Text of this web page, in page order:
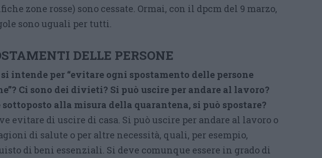
zone rosse) sono cessate. Ormai, con il dpcm del 9 marzo,
sono uguali per tutti.
DELLE PERSONE
si intende per “evitare ogni spostamento delle persone
Ci sono dei divieti? Si può uscire per andare al lavoro?
sottoposto alla misura della quarantena, si può spostare?
evitare di uscire di casa. Si può uscire per andare al lavoro o
di salute o per altre necessità, quali, per esempio,
di beni essenziali. Si deve comunque essere in grado di